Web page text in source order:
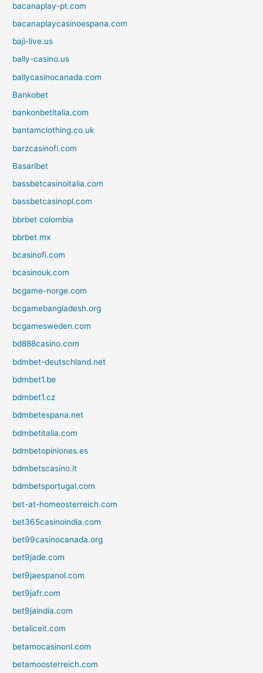
bacanaplay-pt.com
bacanaplaycasinoespana.com
baji-live.us
bally-casino.us
ballycasinocanada.com
Bankobet
bankonbetitalia.com
bantamclothing.co.uk
barzcasinofi.com
Basaribet
bassbetcasinoitalia.com
bassbetcasinopl.com
bbrbet colombia
bbrbet mx
bcasinofi.com
bcasinouk.com
bcgame-norge.com
bcgamebangladesh.org
bcgamesweden.com
bd888casino.com
bdmbet-deutschland.net
bdmbet1.be
bdmbet1.cz
bdmbetespana.net
bdmbetitalia.com
bdmbetopiniones.es
bdmbetscasino.it
bdmbetsportugal.com
bet-at-homeosterreich.com
bet365casinoindia.com
bet99casinocanada.org
bet9jade.com
bet9jaespanol.com
bet9jafr.com
bet9jaindia.com
betaliceit.com
betamocasinonl.com
betamoosterreich.com